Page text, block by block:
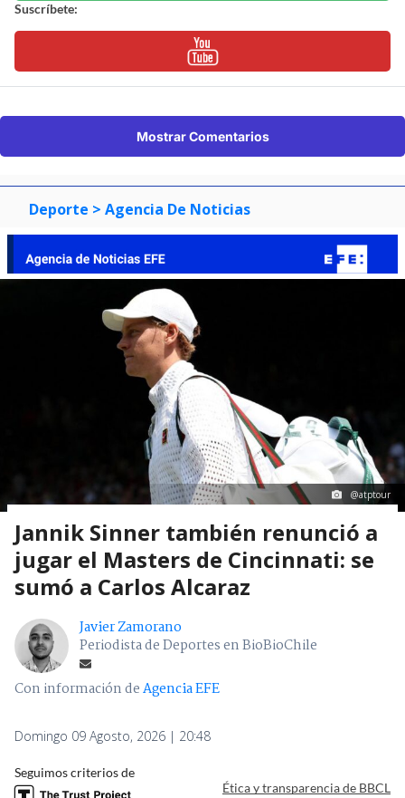
Suscríbete:
Mostrar Comentarios
Deporte > Agencia De Noticias
@atptour
Jannik Sinner también renunció a
jugar el Masters de Cincinnati: se
sumó a Carlos Alcaraz
Javier Zamorano
Periodista de Deportes en BioBioChile
Con información deAgencia EFE
Domingo 09 Agosto, 2026 | 20:48
Seguimos criterios de
Ética y transparencia de BBCL